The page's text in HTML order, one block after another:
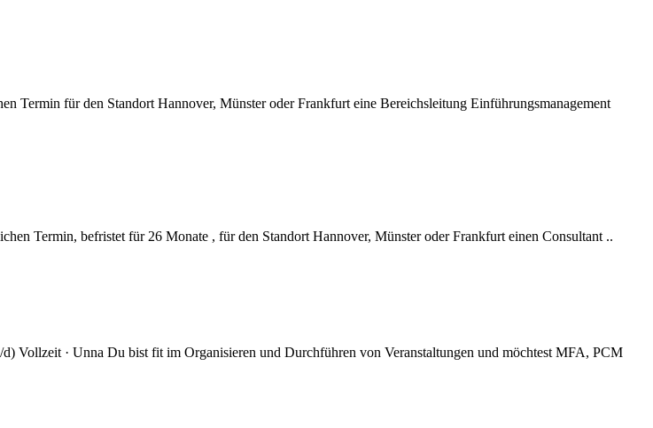
Termin für den Standort Hannover, Münster oder Frankfurt eine Bereichsleitung Einführungsmanagement
Termin, befristet für 26 Monate , für den Standort Hannover, Münster oder Frankfurt einen Consultant ..
Vollzeit · Unna Du bist fit im Organisieren und Durchführen von Veranstaltungen und möchtest MFA, PCM